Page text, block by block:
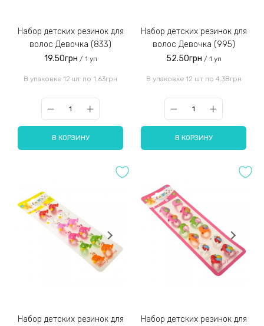
Набор детских резинок для
волос Девочка (833)
19.50грн / 1 уп
В упаковке 12 шт по 1.63грн
В КОРЗИНУ
Набор детских резинок для
волос Девочка (995)
52.50грн / 1 уп
В упаковке 12 шт по 4.38грн
В КОРЗИНУ
Набор детских резинок для
Набор детских резинок для